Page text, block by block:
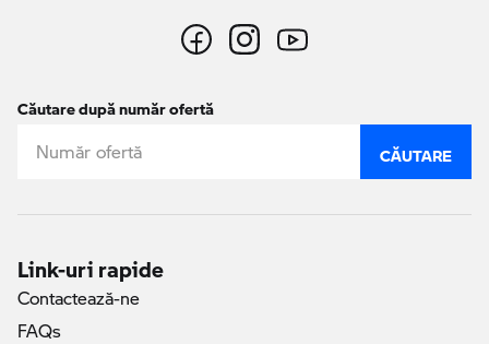
Căutare după număr ofertă
CĂUTARE
Link-uri rapide
Contactează-ne
FAQs